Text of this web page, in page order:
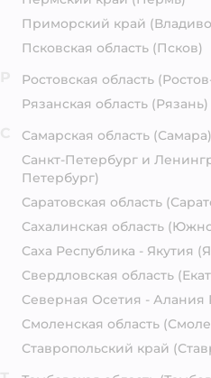
Приморский край
Псковская область (Псков)
Ростовская область
Рязанская область (Рязань)
Самарская область (Самара)
Санкт-Петербург и
Петербург)
Саратовская область
Сахалинская область
Саха Республика - Якутия
Свердловская область
Северная Осетия - Алания
Смоленская область
Ставропольский край